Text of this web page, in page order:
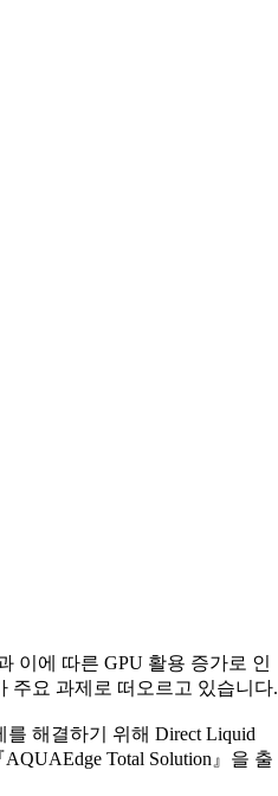
이에 따른 GPU 활용 증가로 인
주요 과제로 떠오르고 있습니다.
해결하기 위해 Direct Liquid
Total Solution』을 출